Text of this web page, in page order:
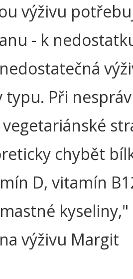
výživu
- k
typu. Při
chybět
D, vitamín
výživu Margit